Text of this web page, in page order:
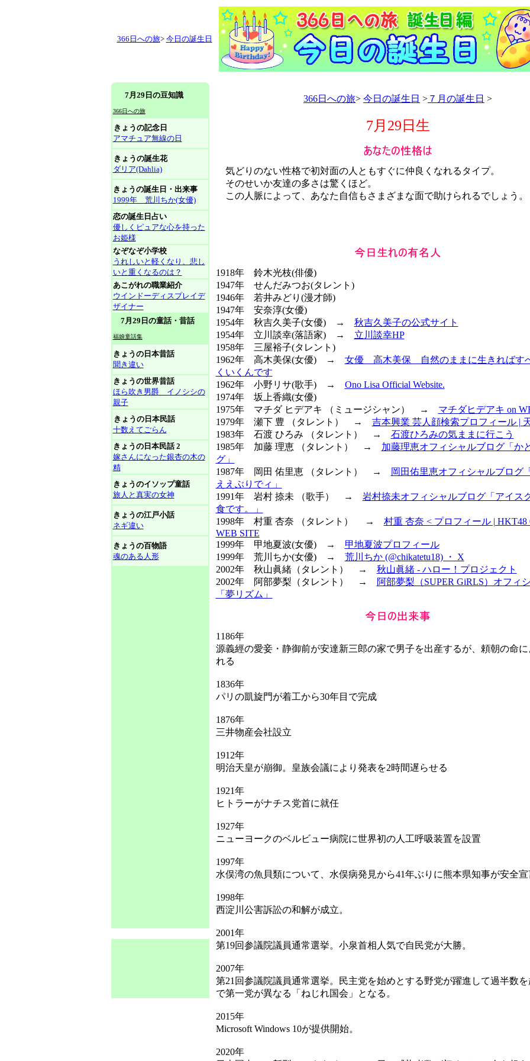
366日への旅> 今日の誕生日
7月29日の豆知識
366日への旅
きょうの記念日
アマチュア無線の日
きょうの誕生花
ダリア(Dahlia)
きょうの誕生日・出来事
1999年 荒川ちか(女優)
恋の誕生日占い
優しくピュアな心を持った
お姫様
なぞなぞ小学校
うれしいと軽くなり、悲し
いと重くなるのは？
あこがれの職業紹介
ウインドーディスプレイデ
ザイナー
7月29日の童話・昔話
福娘童話集
きょうの日本昔話
聞き違い
きょうの世界昔話
ほら吹き男爵 イノシシの
親子
きょうの日本民話
十数えてごらん
きょうの日本民話 2
嫁さんになった銀杏の木の
精
きょうのイソップ童話
旅人と真実の女神
きょうの江戸小話
ネギ違い
きょうの百物語
魂のある人形
366日への旅> 今日の誕生日 > ７月の誕生日 >
7月29日生
気どりのない性格で初対面の人ともすぐに仲良くなれるタイプ。
そのせいか友達の多さは驚くほど。
この人脈によって、あなた自信もさまざまな面で助けられるでしょう。
1918年 鈴木光枝(俳優)
1947年 せんだみつお(タレント)
1946年 若井みどり(漫才師)
1947年 安奈淳(女優)
1954年 秋吉久美子(女優) → 秋吉久美子の公式サイト
1954年 立川談幸(落語家) → 立川談幸HP
1958年 三屋裕子(タレント)
1962年 高木美保(女優) → 女優 高木美保 自然のままに生きればす
くいくんです
1962年 小野リサ(歌手) → Ono Lisa Official Website.
1974年 坂上香織(女優)
1975年 マチダ ヒデアキ （ミュージシャン） → マチダヒデアキ on
1979年 瀬下 豊 （タレント） → 吉本興業 芸人顔検索プロフィール |
1983年 石渡 ひろみ （タレント） → 石渡ひろみの気ままに行こう
1985年 加藤 理恵 （タレント） → 加藤理恵オフィシャルブログ「か
グ」
1987年 岡田 佑里恵 （タレント） →
岡田佑里恵オフィシャルブログ
ええぶりでィ」
1991年 岩村 捺未 （歌手） → 岩村捺未オフィシャルブログ「アイス
食です。」
1998年 村重 杏奈 （タレント） → 村重 杏奈 < プロフィール | HKT48
WEB SITE
1999年 甲地夏波(女優) → 甲地夏波プロフィール
1999年 荒川ちか(女優) → 荒川ちか (@chikatetu18) ・ X
2002年 秋山眞緒（タレント） → 秋山眞緒 - ハロー！プロジェクト
2002年 阿部夢梨（タレント） →
阿部夢梨（SUPER GiRLS）オフィ
「夢リズム」
1186年
源義經の愛妾・静御前が安達新三郎の家で男子を出産するが、頼朝の命に
れる
1836年
パリの凱旋門が着工から30年目で完成
1876年
三井物産会社設立
1912年
明治天皇が崩御。皇族会議により発表を2時間遅らせる
1921年
ヒトラーがナチス党首に就任
1927年
ニューヨークのベルビュー病院に世界初の人工呼吸装置を設置
1997年
水俣湾の魚貝類について、水俣病発見から41年ぶりに熊本県知事が安全宣
1998年
西淀川公害訴訟の和解が成立。
2001年
第19回参議院議員通常選挙。小泉首相人気で自民党が大勝。
2007年
第21回参議院議員通常選挙。民主党を始めとする野党が躍進して過半数
で第一党が異なる「ねじれ国会」となる。
2015年
Microsoft Windows 10が提供開始。
2020年